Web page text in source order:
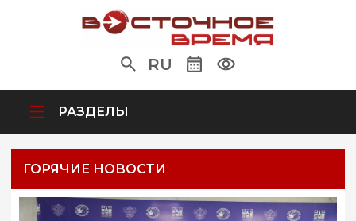
RU
РАЗДЕЛЫ
ГОРЯЧИЕ НОВОСТИ